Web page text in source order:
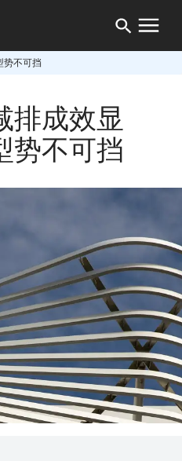
势不可挡
排成效显
势不可挡